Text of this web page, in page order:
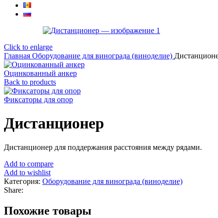
Click to enlarge
Главная Оборудование для винограда (виноделие)
Оцинкованный анкер
Back to products
Фиксаторы для опор
Дистанционер
Дистанционер для поддержания расстояния между рядами.
Add to compare
Add to wishlist
Категория: Оборудование для винограда (виноделие)
Share:
Похожие товары